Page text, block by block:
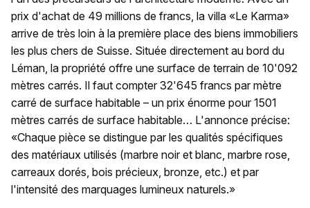
prix d'achat de 49 millions de francs, la villa «Le Karma»
arrive de très loin à la première place des biens immobiliers
les plus chers de Suisse. Située directement au bord du
Léman, la propriété offre une surface de terrain de 10'092
mètres carrés. Il faut compter 32'645 francs par mètre
carré de surface habitable – un prix énorme pour 1501
mètres carrés de surface habitable… L'annonce précise:
«Chaque pièce se distingue par les qualités spécifiques
des matériaux utilisés (marbre noir et blanc, marbre rose,
carreaux dorés, bois précieux, bronze, etc.) et par
l'intensité des marquages lumineux naturels.»